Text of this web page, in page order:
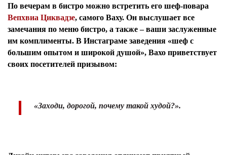
По вечерам в бистро можно встретить его шеф-повара
Вепхвиа Циквадзе, самого Ваху. Он выслушает все
замечания по меню бистро, а также – ваши заслуженные
им комплименты. В Инстаграме заведения «шеф с
большим опытом и широкой душой», Вахо приветствует
своих посетителей призывом:
«Заходи, дорогой, почему такой худой?».